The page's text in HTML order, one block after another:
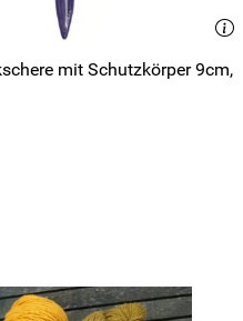
mit Schutzkörper 9cm,